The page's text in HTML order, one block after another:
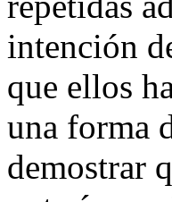
intención
que ellos
una forma
demostrar